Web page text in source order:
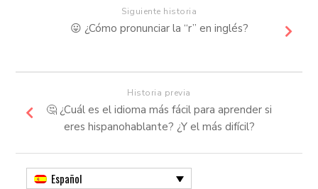
Siguiente historia
😛 ¿Cómo pronunciar la “r” en inglés?
Historia previa
🤔 ¿Cuál es el idioma más fácil para aprender si
eres hispanohablante? ¿Y el más difícil?
Español